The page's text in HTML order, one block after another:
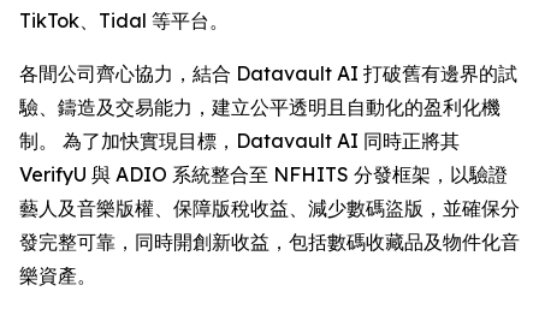
TikTok、Tidal 等平台。
各間公司齊心協力，結合 Datavault AI 打破舊有邊界的試
驗、鑄造及交易能力，建立公平透明且自動化的盈利化機
制。 為了加快實現目標，Datavault AI 同時正將其
VerifyU 與 ADIO 系統整合至 NFHITS 分發框架，以驗證
藝人及音樂版權、保障版稅收益、減少數碼盜版，並確保分
發完整可靠，同時開創新收益，包括數碼收藏品及物件化音
樂資產。